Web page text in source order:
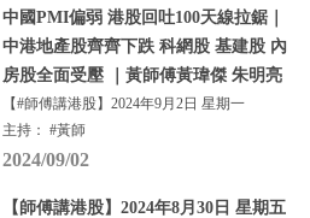
中國PMI偏弱 港股回吐100天線拉鋸｜
中港地產股齊齊下跌 科網股 基建股 內
房股全面受壓 ｜黃師傅黃瑋傑 朱明亮
【#師傅講港股】2024年9月2日 星期一
主持： #黃師
2024/09/02
【師傅講港股】2024年8月30日 星期五